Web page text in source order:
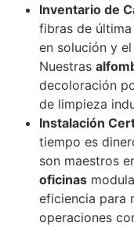
Inventario de
fibras de
en solución y
Nuestras
decoloración
de limpieza
Instalación
tiempo es
son maestros
oficinas
eficiencia para
operaciones